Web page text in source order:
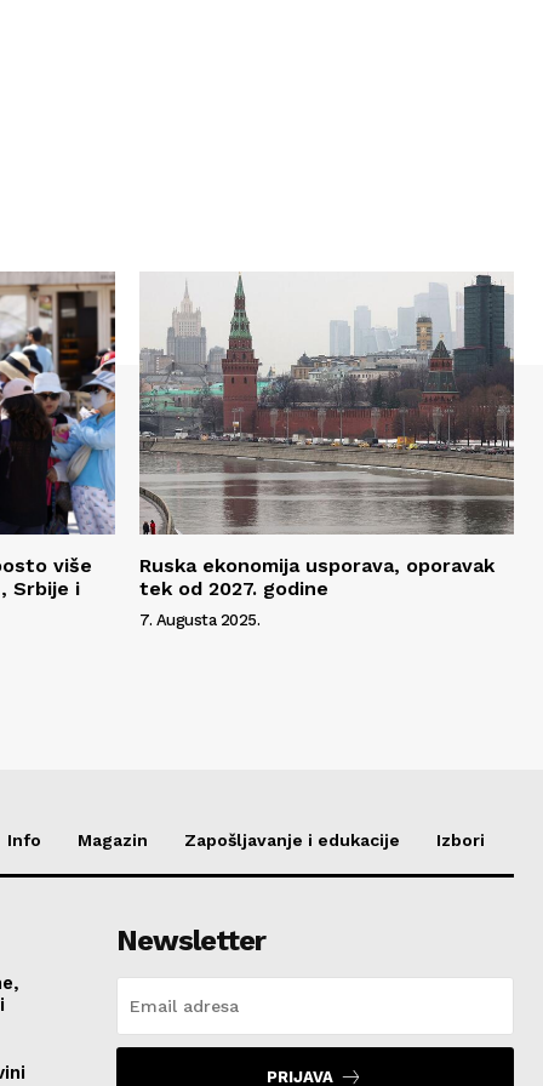
više
Srbije i
Ruska ekonomija usporava, oporavak
tek od 2027. godine
7. Augusta 2025.
Info Magazin Zapošljavanje i edukacije Izbori
Newsletter
PRIJAVA